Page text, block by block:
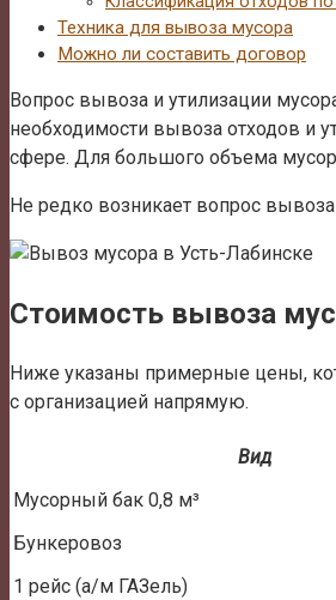
Техника для вывоза мусора
Можно ли составить договор
Вопрос вывоза и утилизации
необходимости вывоза отходов и
сфере. Для большого объема
Не редко возникает вопрос
Стоимость вывоза
Ниже указаны примерные цены,
с организацией напрямую.
Вид
Мусорный бак 0,8 м³
Бункеровоз
1 рейс (а/м ГАЗель)